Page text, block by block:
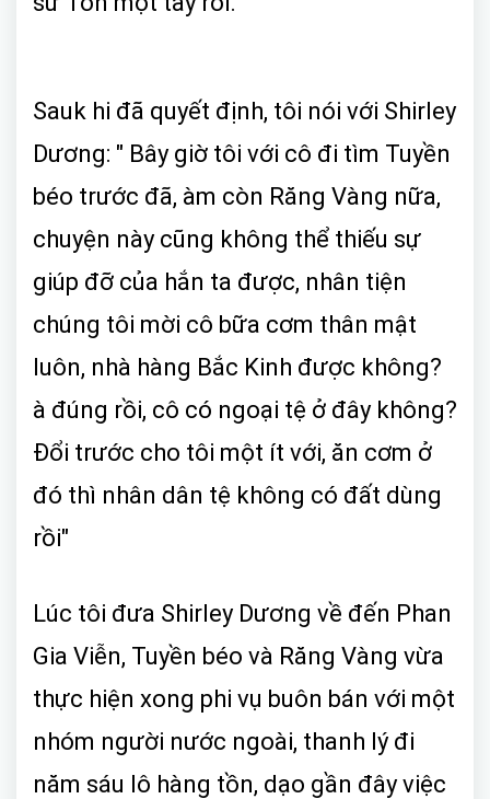
Sauk hi đã quyết định, tôi nói với Shirley
Dương: " Bây giờ tôi với cô đi tìm Tuyền
béo trước đã, àm còn Răng Vàng nữa,
chuyện này cũng không thể thiếu sự
giúp đỡ của hắn ta được, nhân tiện
chúng tôi mời cô bữa cơm thân mật
luôn, nhà hàng Bắc Kinh được không?
à đúng rồi, cô có ngoại tệ ở đây không?
Đổi trước cho tôi một ít với, ăn cơm ở
đó thì nhân dân tệ không có đất dùng
rồi"
Lúc tôi đưa Shirley Dương về đến Phan
Gia Viễn, Tuyền béo và Răng Vàng vừa
thực hiện xong phi vụ buôn bán với một
nhóm người nước ngoài, thanh lý đi
năm sáu lô hàng tồn, dạo gần đây việc